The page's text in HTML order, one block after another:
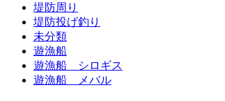
堤防周り
堤防投げ釣り
未分類
遊漁船
遊漁船 シロギス
遊漁船 メバル